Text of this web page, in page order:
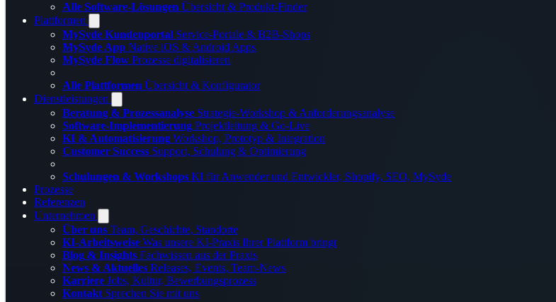
Alle Software-Lösungen Übersicht & Produkt-Finder
Plattformen
MySyde Kundenportal Service-Portale & B2B-Shops
MySyde App Native iOS & Android Apps
MySyde Flow Prozesse digitalisieren
Alle Plattformen Übersicht & Konfigurator
Dienstleistungen
Beratung & Prozessanalyse Strategie-Workshop & Anforderungsanalyse
Software-Implementierung Projektleitung & Go-Live
KI & Automatisierung Workshop, Prototyp & Integration
Customer Success Support, Schulung & Optimierung
Schulungen & Workshops KI für Anwender und Entwickler, Shopify, SEO, MySyde
Prozesse
Referenzen
Unternehmen
Über uns Team, Geschichte, Standorte
KI-Arbeitsweise Was unsere KI-Praxis Ihrer Plattform bringt
Blog & Insights Fachwissen aus der Praxis
News & Aktuelles Releases, Events, Team-News
Karriere Jobs, Kultur, Bewerbungsprozess
Kontakt Sprechen Sie mit uns